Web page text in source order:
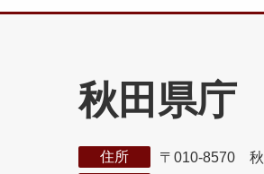
秋田県庁
住所
〒010-8570 秋